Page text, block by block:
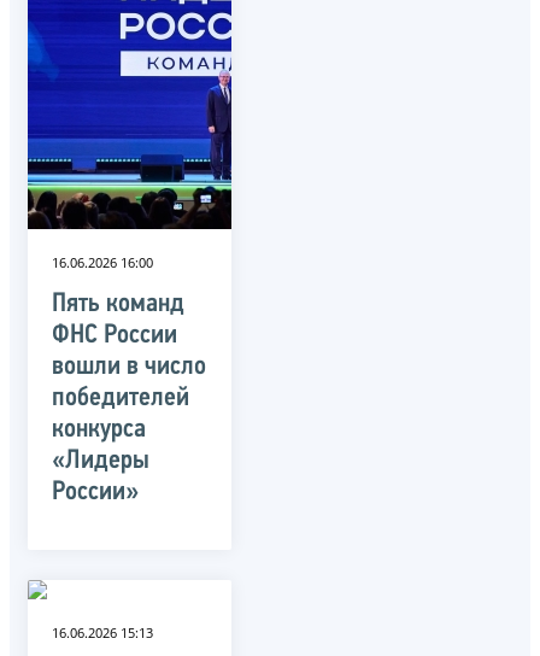
16.06.2026 16:00
Пять команд
ФНС России
вошли в число
победителей
конкурса
«Лидеры
России»
16.06.2026 15:13